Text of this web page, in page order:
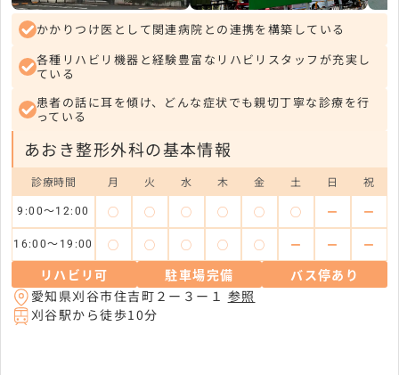
かかりつけ医として関連病院との連携を構築している
各種リハビリ機器と経験豊富なリハビリスタッフが充実し
ている
患者の話に耳を傾け、どんな症状でも親切丁寧な診療を行
っている
あおき整形外科の基本情報
診療時間 月 火 水 木 金 土 日 祝
9:00～12:00 ◯ ◯ ◯ ◯ ◯ ◯ ー ー
16:00～19:00 ◯ ◯ ◯ ◯ ◯ ー ー ー
リハビリ可 駐車場完備
バス停あり
愛知県刈谷市住吉町２ー３ー１ 参照
刈谷駅から徒歩10分